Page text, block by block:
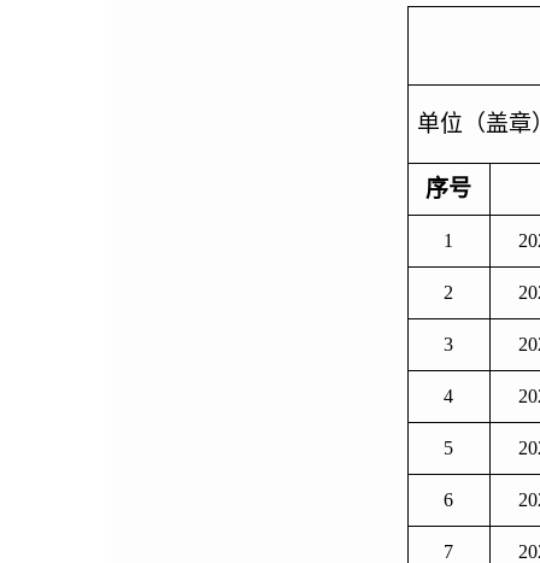
单位（盖章
序号
1
2
3
4
5
6
7